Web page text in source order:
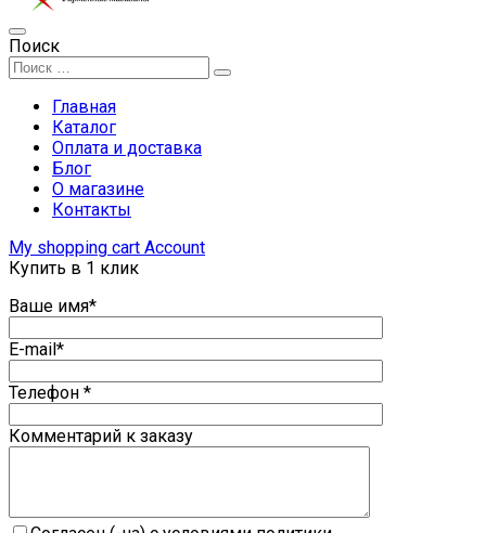
Поиск
Главная
Каталог
Оплата и доставка
Блог
О магазине
Контакты
My shopping cart Account
Купить в 1 клик
Ваше имя*
E-mail*
Телефон *
Комментарий к заказу